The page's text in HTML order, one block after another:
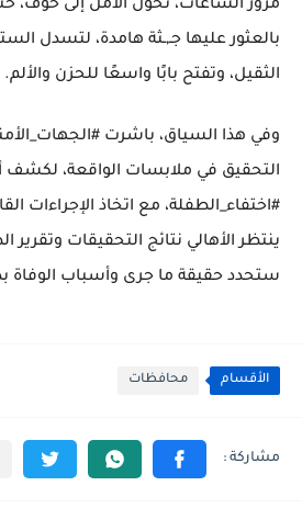
مرور الساعات، تحوّل الأمل إلى خوف،
بالعثور عليها جـ,ـثة هامدة، لتسدل
الثقيل، وتفتح بابًا واسعًا للحزن والألم.
وفي هذا السياق، باشرت
التحقيق في ملابسات الواقعة،
#اختفاء_الطفلة، مع اتخاذ الإجراءات
ينتظر الأهالي نتائج التحقيقات وتقرير
ستحدد حقيقة ما جرى وأسباب الوفاة
الأقسام محافظات